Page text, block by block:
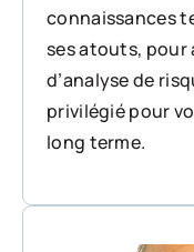
connaissances
ses atouts,
d’analyse de
privilégié pour
long terme.